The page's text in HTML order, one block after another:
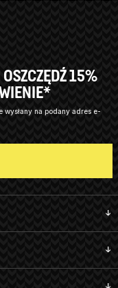
15%
wysłany na podany adres e-